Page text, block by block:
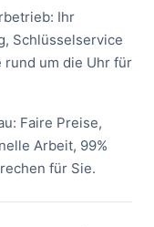
Ihr
Schlüsselservice
rund um die Uhr für
Faire Preise,
Arbeit, 99%
für Sie.